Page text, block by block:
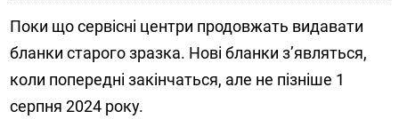
Поки що сервісні центри продовжать видавати
бланки старого зразка. Нові бланки з’являться,
коли попередні закінчаться, але не пізніше 1
серпня 2024 року.